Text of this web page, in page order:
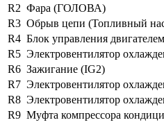
R2 Фара (ГОЛОВА)
R3 Обрыв цепи (Топливный
R4 Блок управления
R5 Электровентилятор
R6 Зажигание (IG2)
R7 Электровентилятор
R8 Электровентилятор
R9 Муфта компрессора